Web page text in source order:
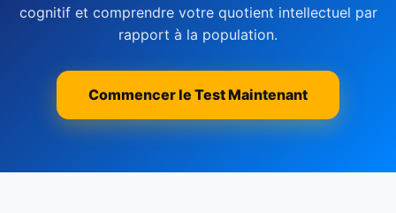
cognitif et comprendre votre quotient intellectuel par
rapport à la population.
Commencer le Test Maintenant